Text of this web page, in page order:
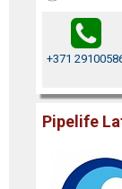
+371
Pipelife